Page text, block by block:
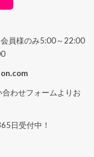
員様のみ5:00～22:00
合わせフォームよりお
日受付中！